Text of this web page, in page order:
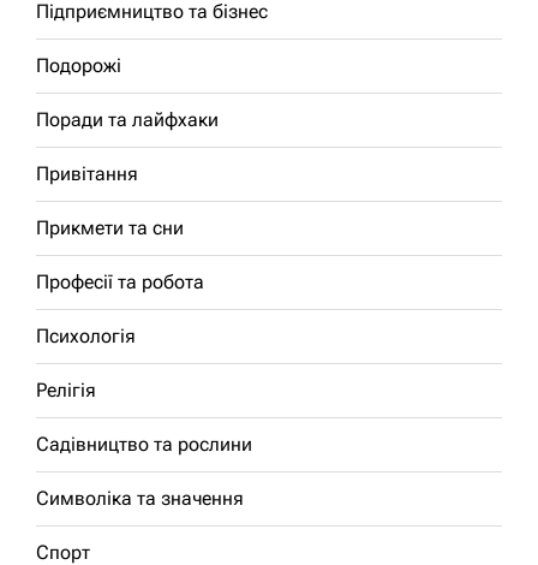
Підприємництво та бізнес
Подорожі
Поради та лайфхаки
Привітання
Прикмети та сни
Професії та робота
Психологія
Релігія
Садівництво та рослини
Символіка та значення
Спорт